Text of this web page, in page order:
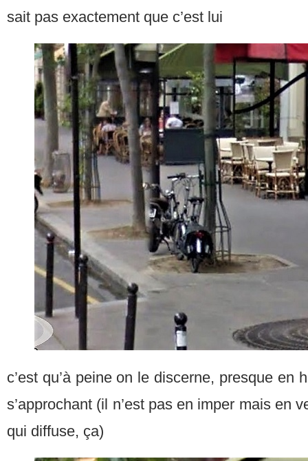
sait pas exactement que c’est lui
c’est qu’à peine on le discerne, presque en
s’approchant (il n’est pas en imper mais en
qui diffuse, ça)